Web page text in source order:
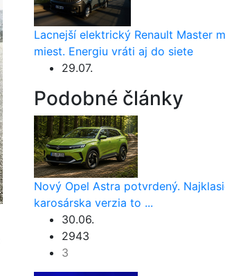
Lacnejší elektrický Renault Master
miest. Energiu vráti aj do siete
29.07.
Podobné články
Nový Opel Astra potvrdený.
karosárska verzia to ...
30.06.
2943
3